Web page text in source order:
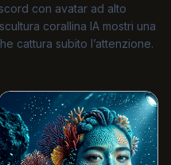
con avatar ad alto
corallina IA mostri una
cattura subito l’attenzione.